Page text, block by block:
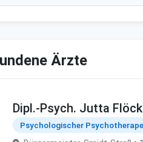
Ärzte
Dipl.-Psych. Jutta Flöck
Psychologischer